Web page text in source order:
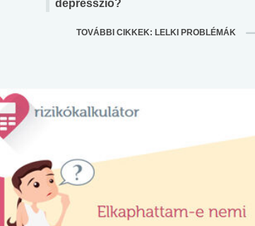
depresszió?
TOVÁBBI CIKKEK: LELKI PROBLÉMÁK